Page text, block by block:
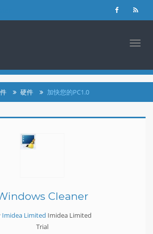
硬件 加快您的PC1.0
Cleaner
Imidea Limited Imidea Limited
Trial